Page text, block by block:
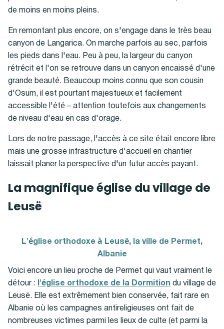
de moins en moins pleins.
En remontant plus encore, on s'engage dans le très beau
canyon de Langarica. On marche parfois au sec, parfois
les pieds dans l'eau. Peu à peu, la largeur du canyon
rétrécit et l'on se retrouve dans un canyon encaissé d'une
grande beauté. Beaucoup moins connu que son cousin
d'Osum, il est pourtant majestueux et facilement
accessible l'été – attention toutefois aux changements
de niveau d'eau en cas d'orage.
Lors de notre passage, l'accès à ce site était encore libre
mais une grosse infrastructure d'accueil en chantier
laissait planer la perspective d'un futur accès payant.
La magnifique église du village de
Leusë
L'église orthodoxe à Leusë, la ville de Permet,
Albanie
Voici encore un lieu proche de Permet qui vaut vraiment le
détour :
l'église orthodoxe de la Dormition du village de
Leusë. Elle est extrêmement bien conservée, fait rare en
Albanie où les campagnes antireligieuses ont fait de
nombreuses victimes parmi les lieux de culte (et parmi la